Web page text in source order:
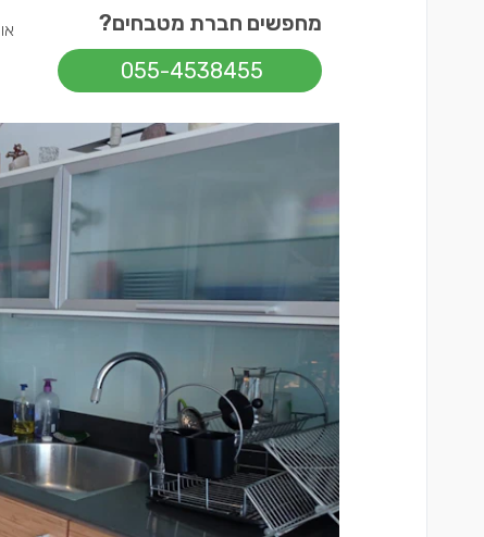
מחפשים חברת מטבחים?
055-4538455
או